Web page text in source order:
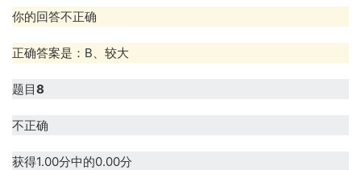
你的回答不正确
正确答案是：B、较大
题目8
不正确
获得1.00分中的0.00分